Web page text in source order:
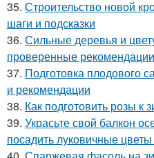
35. Строительство новой
шаги и подсказки
36. Сильные деревья и
проверенные
37. Подготовка плодового
и рекомендации
38. Как подготовить розы к
39. Украсьте свой балкон
посадить луковичные